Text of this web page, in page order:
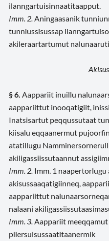
ilanngartuisinnaatitaapput.
Imm. 2. Aningaasanik
tunniussisussap
akileraartartumut
§ 6. Aappariit inuillu
aappariittut inooqatigiit,
Inatsisartut peqqussutaat
kiisalu eqqaanermut
atatillugu
akiligassiissutaannut
Imm. 2. Imm. 1 naapertorlugu
akisussaaqatigiinneq,
aappariittut
nalaani
Imm. 3. Aappariit
pilersuisussaatitaanermik